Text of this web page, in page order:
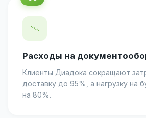
📉
Расходы на
Клиенты Диадока сокращают
доставку до 95%, а нагрузку на
на 80%.